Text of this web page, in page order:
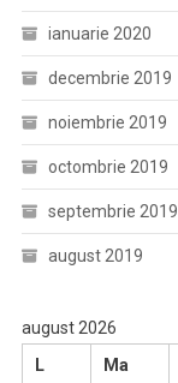
ianuarie 2020
decembrie 2019
noiembrie 2019
octombrie 2019
septembrie 2019
august 2019
august 2026
L
Ma